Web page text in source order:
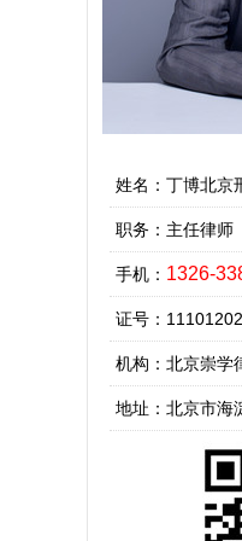
姓名：丁博北
职务：主任律
手机： 1326-
证号：
机构：北京崇学
地址：北京市海